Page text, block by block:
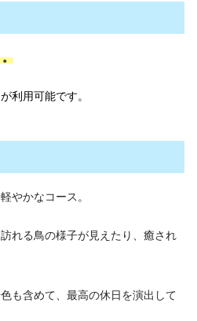
。
利用可能です。
やかなコース。
れる鳥の様子が見えたり、癒され
も含めて、最高の休日を演出して